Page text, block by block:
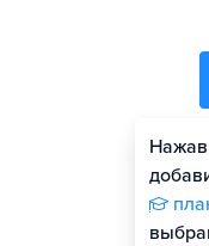
Нажав